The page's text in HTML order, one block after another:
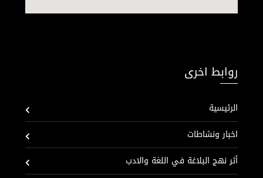
روابط اخرى
الرئيسية
اخبار ونشاطات
أثر نهج البلاغة في اللغة والادب